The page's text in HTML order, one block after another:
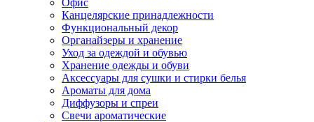
Офис
Канцелярские принадлежности
Функциональный декор
Органайзеры и хранение
Уход за одеждой и обувью
Хранение одежды и обуви
Аксессуары для сушки и стирки белья
Ароматы для дома
Диффузоры и спреи
Свечи ароматические